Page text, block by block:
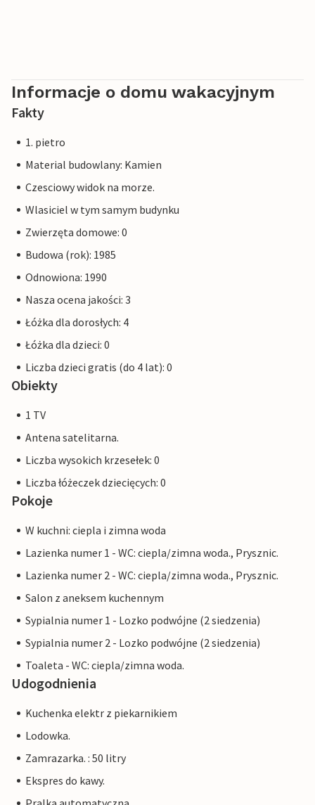
Informacje o domu wakacyjnym
Fakty
1. pietro
Material budowlany: Kamien
Czesciowy widok na morze.
Wlasiciel w tym samym budynku
Zwierzęta domowe: 0
Budowa (rok): 1985
Odnowiona: 1990
Nasza ocena jakości: 3
Łóżka dla dorosłych: 4
Łóżka dla dzieci: 0
Liczba dzieci gratis (do 4 lat): 0
Obiekty
1 TV
Antena satelitarna.
Liczba wysokich krzesełek: 0
Liczba łóżeczek dziecięcych: 0
Pokoje
W kuchni: ciepla i zimna woda
Lazienka numer 1 - WC: ciepla/zimna woda., Prysznic.
Lazienka numer 2 - WC: ciepla/zimna woda., Prysznic.
Salon z aneksem kuchennym
Sypialnia numer 1 - Lozko podwójne (2 siedzenia)
Sypialnia numer 2 - Lozko podwójne (2 siedzenia)
Toaleta - WC: ciepla/zimna woda.
Udogodnienia
Kuchenka elektr z piekarnikiem
Lodowka.
Zamrazarka. : 50 litry
Ekspres do kawy.